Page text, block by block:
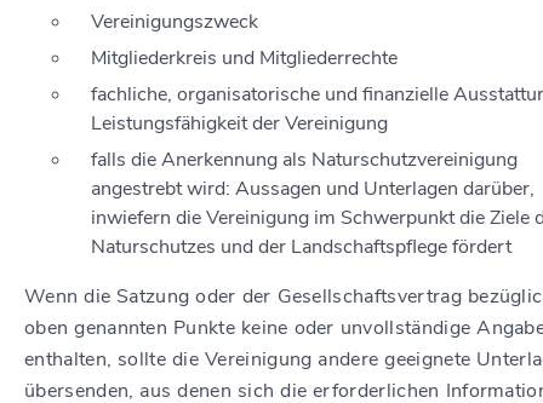
Vereinigungszweck
Mitgliederkreis und Mitgliederrechte
fachliche, organisatorische und finanzielle
Leistungsfähigkeit der Vereinigung
falls die Anerkennung als Naturschutzvereinigung
angestrebt wird: Aussagen und Unterlagen darüber,
inwiefern die Vereinigung im Schwerpunkt die Ziele
Naturschutzes und der Landschaftspflege fördert
Wenn die Satzung oder der Gesellschaftsvertrag
oben genannten Punkte keine oder unvollständige
enthalten, sollte die Vereinigung andere geeignete
übersenden, aus denen sich die erforderlichen